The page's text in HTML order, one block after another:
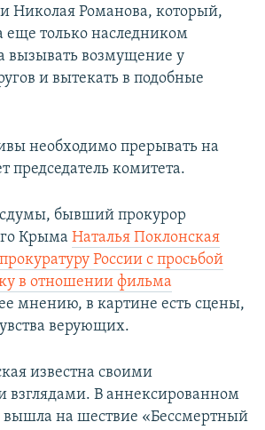
Николая Романова, который,
еще только наследником
вызывать возмущение у
и вытекать в подобные
необходимо прерывать на
председатель комитета.
бывший прокурор
Крыма Наталья Поклонская
России с просьбой
в отношении фильма
мнению, в картине есть сцены,
верующих.
известна своими
взглядами. В аннексированном
на шествие «Бессмертный